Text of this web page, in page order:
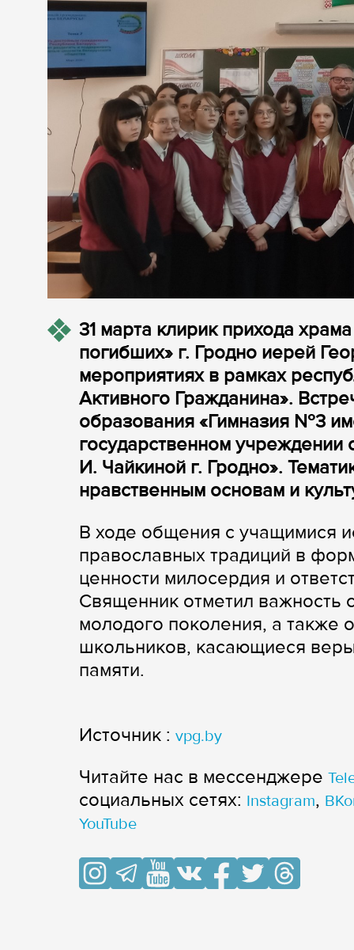
31 марта клирик прихода
погибших» г. Гродно иерей
мероприятиях в рамках
Активного Гражданина».
образования «Гимназия №3
государственном
И. Чайкиной г. Гродно».
нравственным основам и
В ходе общения с учащимися
православных традиций в
ценности милосердия и
Священник отметил важность
молодого поколения, а также
школьников, касающиеся
памяти.
Источник : vpg.by
Читайте нас в мессенджере
cоциальных сетях: Instagram,
YouTube